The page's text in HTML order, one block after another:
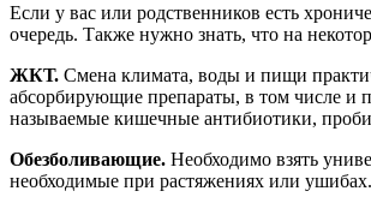
Если у вас или родственников есть
очередь. Также нужно знать, что на
ЖКТ. Смена климата, воды и пищи
абсорбирующие препараты, в том числе и
называемые кишечные антибиотики,
Обезболивающие. Необходимо взять
необходимые при растяжениях или ушибах.